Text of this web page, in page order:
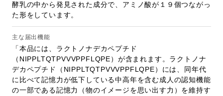
酵乳の中から発見された成分で、アミノ酸が１９個つながっ
た形をしています。
主な届出機能
「本品には、ラクトノナデカペプチド
（NIPPLTQTPVVVPPFLQPE）が含まれます。ラクトノナ
デカペプチド（NIPPLTQTPVVVPPFLQPE）には、同年代
に比べて記憶力が低下している中高年を含む成人の認知機能
の一部である記憶力（物のイメージを思い出す力）を維持す